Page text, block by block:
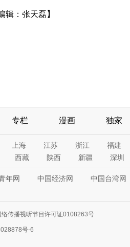
辑：张天磊】
专栏 漫画 独家
上海 江苏 浙江 福建
西藏 陕西 新疆 深圳
年网 中国经济网 中国台湾网
络传播视听节目许可证0108263号
号-6